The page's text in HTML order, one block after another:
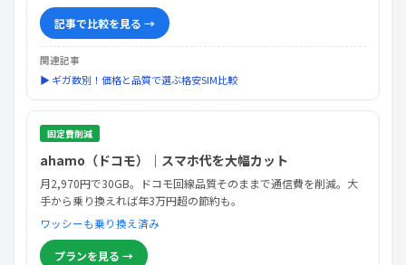
記事で比較を見る →
関連記事
▶ ギガ数別！価格と品質で選ぶ格安SIM比較
固定費削減
ahamo（ドコモ）｜スマホ代を大幅カット
月2,970円で30GB。ドコモ回線品質そのままで通信費を削減。大
手から乗り換えれば年3万円超の節約も。
ワッシーも乗り換え済み
プランを見る →